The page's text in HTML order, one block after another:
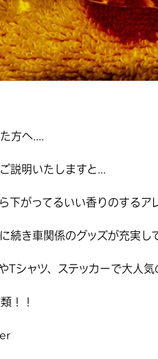
方へ....
説明いたしますと...
下がってるいい香りのするア
続き車関係のグッズが充実し
Tシャツ、ステッカーで大人気
！！